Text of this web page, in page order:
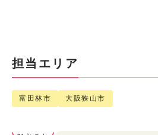
担当エリア
富田林市 大阪狭山市